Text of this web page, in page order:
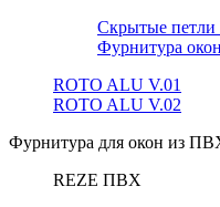
Скрытые
Фурнитура
ROTO ALU V.01
ROTO ALU V.02
Фурнитура для окон из
REZE ПВХ